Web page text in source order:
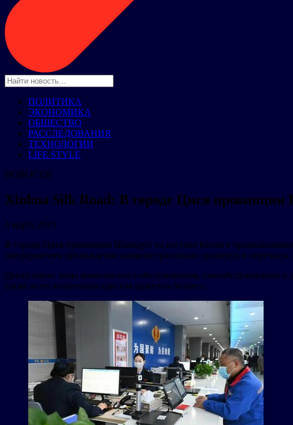
ПОЛИТИКА
ЭКОНОМИКА
ОБЩЕСТВО
РАССЛЕДОВАНИЯ
ТЕХНОЛОГИИ
LIFE STYLE
НОВОСТИ
Xinhua Silk Road: В городе Цися
4 марта 2023
В городе Цися провинции Шаньдун на востоке Китая в
предприятиям прохождение административных процедур и переход к
Центр имеет зоны комплексного обслуживания, самообслуживания и
также всем жизненным циклом развития бизнеса.